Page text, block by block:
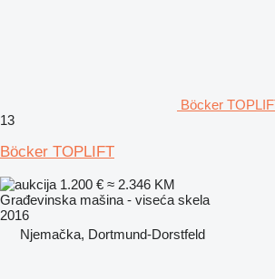
Böcker
13
Böcker TOPLIFT
1.200 € ≈ 2.346 KM
Građevinska mašina - viseća skela
2016
Njemačka, Dortmund-Dorstfeld